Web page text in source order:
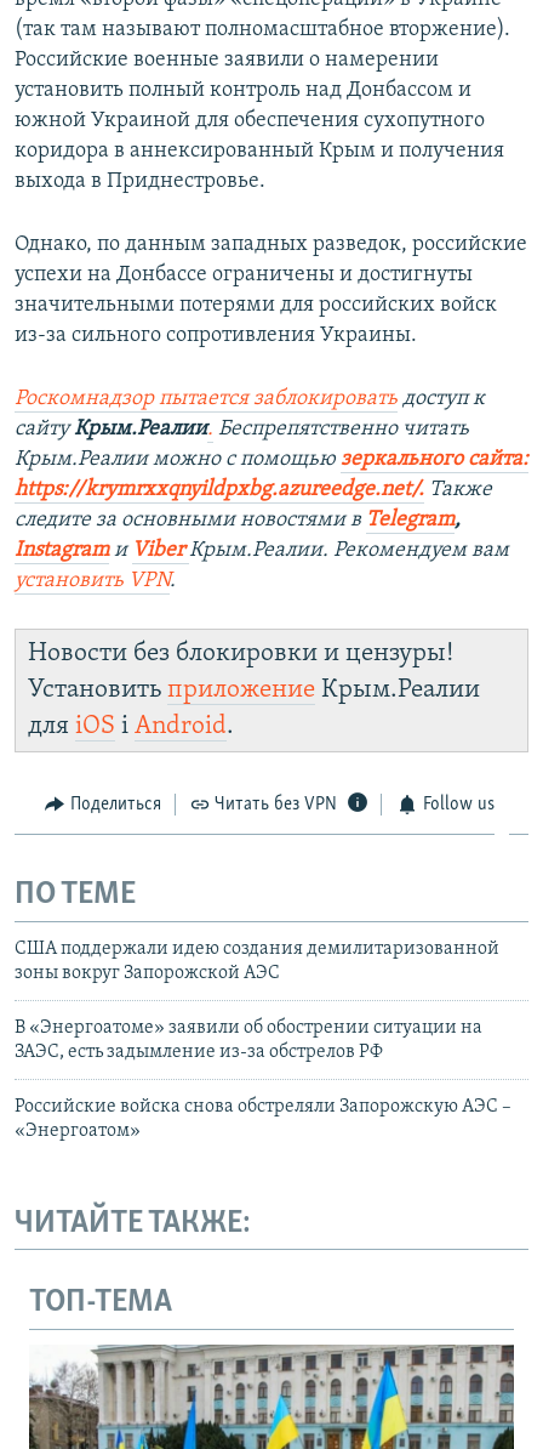
(так там называют полномасштабное вторжение).
Российские военные заявили о намерении
установить полный контроль над Донбассом и
южной Украиной для обеспечения сухопутного
коридора в аннексированный Крым и получения
выхода в Приднестровье.
Однако, по данным западных разведок, российские
успехи на Донбассе ограничены и достигнуты
значительными потерями для российских войск
из-за сильного сопротивления Украины.
Роскомнадзор пытается заблокировать доступ к
сайтуКрым.Реалии. Беспрепятственно читать
Крым.Реалии можно с помощью зеркального сайта:
https://krymrxxqnyildpxbg.azureedge.net/. Также
следите за основными новостями в Telegram,
Instagramи ViberКрым.Реалии. Рекомендуем вам
установить VPN.
Новости без блокировки и цензуры!
Установить приложение Крым.Реалии
для iOS і Android.
Поделиться Читать без VPN Follow us
ПО ТЕМЕ
США поддержали идею создания демилитаризованной
зоны вокруг Запорожской АЭС
В «Энергоатоме» заявили об обострении ситуации на
ЗАЭС, есть задымление из-за обстрелов РФ
Российские войска снова обстреляли Запорожскую АЭС –
«Энергоатом»
ЧИТАЙТЕ ТАКЖЕ:
ТОП-ТЕМА